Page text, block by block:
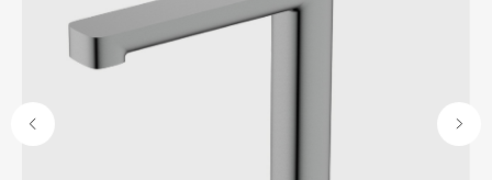
Доставка и оплата
Москва, Новопесчаная улица, 19к1